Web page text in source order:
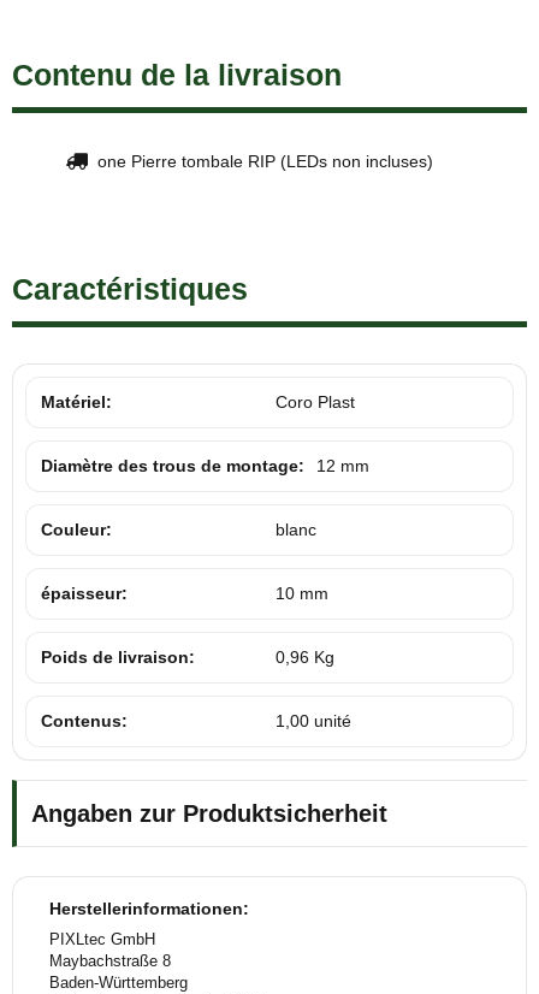
Contenu de la livraison
one Pierre tombale RIP (LEDs non incluses)
Caractéristiques
Matériel: Coro Plast
Diamètre des trous de montage: 12 mm
Couleur: blanc
épaisseur: 10 mm
Poids de livraison: 0,96 Kg
Contenus: 1,00 unité
Angaben zur Produktsicherheit
Herstellerinformationen:
PIXLtec GmbH
Maybachstraße 8
Baden-Württemberg